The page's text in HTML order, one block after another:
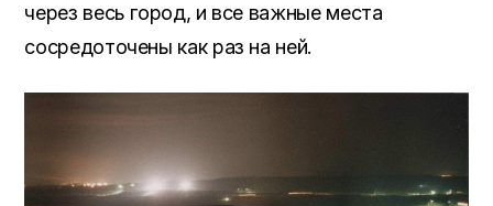
через весь город, и все важные места
сосредоточены как раз на ней.